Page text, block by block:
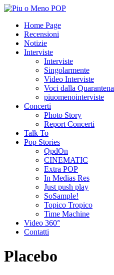
Home Page
Recensioni
Notizie
Interviste
Interviste
Singolarmente
Video Interviste
Voci dalla Quarantena
piuomenointerviste
Concerti
Photo Story
Report Concerti
Talk To
Pop Stories
QpdOn
CINEMATIC
Extra POP
In Medias Res
Just push play
SoSample!
Topico Tropico
Time Machine
Video 360°
Contatti
Placebo